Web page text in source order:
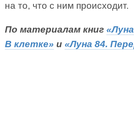
на то, что с ним происходит.
По материалам книг
В клетке» и «Луна 84.